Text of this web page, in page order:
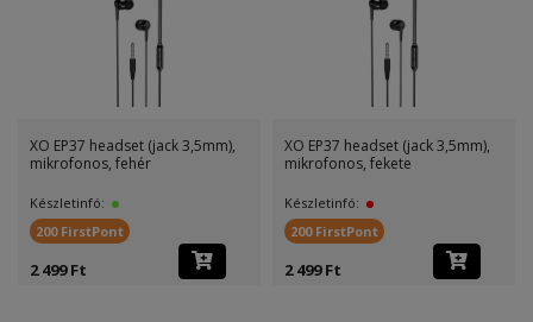
XO EP37 headset (jack 3,5mm),
mikrofonos, fehér
Készletinfó:
200 FirstPont
2 499 Ft
XO EP37 headset (jack 3,5mm),
mikrofonos, fekete
Készletinfó:
200 FirstPont
2 499 Ft